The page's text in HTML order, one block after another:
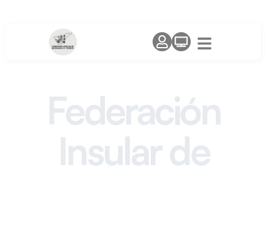
Federación
Insular de